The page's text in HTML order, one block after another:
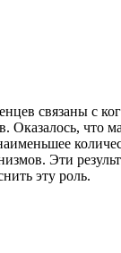
связаны с
Оказалось,
Эти
эту роль.